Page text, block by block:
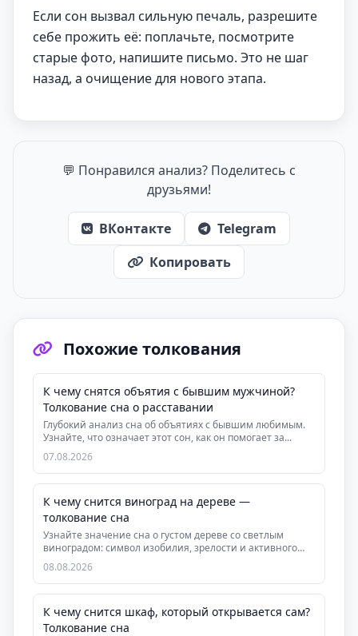
Если сон вызвал сильную печаль, разрешите
себе прожить её: поплачьте, посмотрите
старые фото, напишите письмо. Это не шаг
назад, а очищение для нового этапа.
💬 Понравился анализ? Поделитесь с
друзьями!
ВКонтакте
Telegram
Копировать
Похожие толкования
К чему снятся объятия с бывшим мужчиной?
Толкование сна о расставании
Глубокий анализ сна об объятиях с бывшим любимым.
Узнайте, что означает этот сон, как он помогает за...
07.08.2026
К чему снится виноград на дереве —
толкование сна
Узнайте значение сна о густом дереве со светлым
виноградом: символ изобилия, зрелости и активного
де...
08.08.2026
К чему снится шкаф, который открывается сам?
Толкование сна